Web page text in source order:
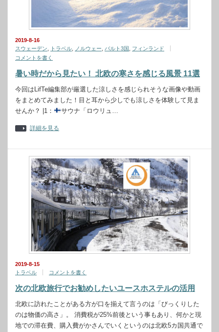
2019-8-16
スウェーデン
トラベル ノルウェー バルト3国
フィンランド
コメントを書く
暑い時だから見たい！ 北欧の寒さを感じる風景 11選
今回はLifTe編集部が厳選した涼しさを感じられそうな画像や動画
をまとめてみました！目と耳から少しでも涼しさを体験して見ま
せんか？ |1：
サウナ「ロウリュ…
詳細を見る
2019-8-15
トラベル
コメントを書く
次の北欧旅行でお勧めしたいユースホステルの活用
北欧に訪れたことがある方が口を揃えて言うのは「びっくりした
のは物価の高さ」。 消費税が25%前後という事もあり、何かと現
地での滞在費、購入費がかさんでいくというのは北欧5カ国共通で